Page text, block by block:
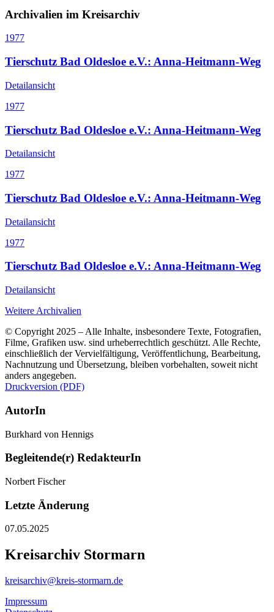
Archivalien im Kreisarchiv
1977
Tierschutz Bad Oldesloe e.V.: Anna-Heitmann-Weg
Detailansicht
1977
Tierschutz Bad Oldesloe e.V.: Anna-Heitmann-Weg
Detailansicht
1977
Tierschutz Bad Oldesloe e.V.: Anna-Heitmann-Weg
Detailansicht
1977
Tierschutz Bad Oldesloe e.V.: Anna-Heitmann-Weg
Detailansicht
Weitere Archivalien
© Copyright 2025 – Alle Inhalte, insbesondere Texte, Fotografien,
Filme, Grafiken usw. sind urheberrechtlich geschützt. Alle Rechte,
einschließlich der Vervielfältigung, Veröffentlichung, Bearbeitung,
Nachnutzung und Übersetzung, bleiben vorbehalten, soweit nicht
anders angegeben.
Druckversion (PDF)
AutorIn
Burkhard von Hennigs
Begleitende(r) RedakteurIn
Norbert Fischer
Letzte Änderung
07.05.2025
Kreisarchiv Stormarn
kreisarchiv@kreis-stormarn.de
Impressum